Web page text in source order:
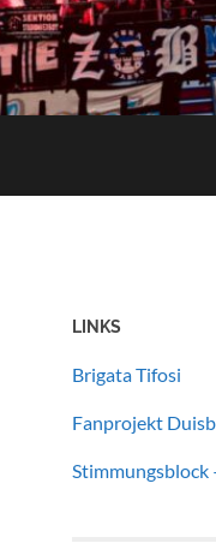
LINKS
Brigata Tifosi
Fanprojekt
Stimmungsblock